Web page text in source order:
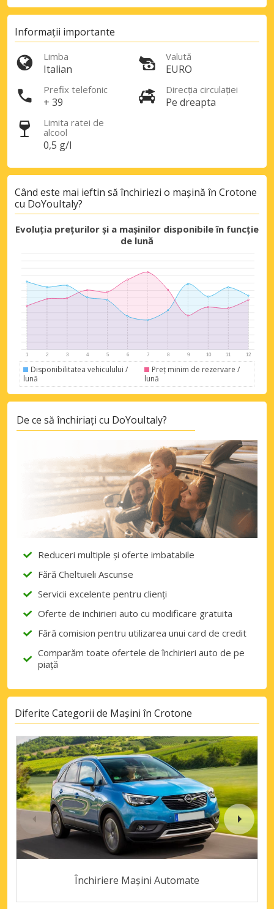
Informații importante
Limba
Italian
Valută
EURO
Prefix telefonic
+ 39
Direcția circulației
Pe dreapta
Limita ratei de
alcool
0,5 g/l
Când este mai ieftin să închiriezi o mașină în Crotone
cu DoYouItaly?
Evoluția prețurilor și a mașinilor disponibile în funcție
de lună
Disponibilitatea vehiculului /
lună
Preț minim de rezervare /
lună
De ce să închiriați cu DoYouItaly?
Reduceri multiple și oferte imbatabile
Fără Cheltuieli Ascunse
Servicii excelente pentru clienți
Oferte de inchirieri auto cu modificare gratuita
Fără comision pentru utilizarea unui card de credit
Comparăm toate ofertele de închirieri auto de pe
piață
Diferite Categorii de Mașini în Crotone
Închiriere Mașini Automate
Economii de top
Accesați ofertele exclusive ale